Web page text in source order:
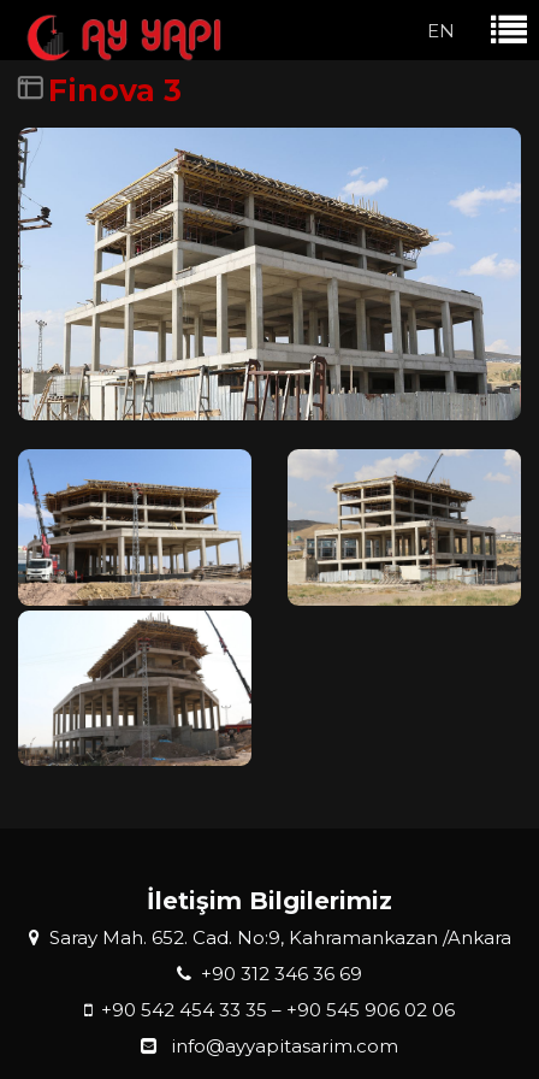
EN
Finova 3
İletişim Bilgilerimiz
Saray Mah. 652. Cad. No:9, Kahramankazan /Ankara
+90 312 346 36 69
+90 542 454 33 35 – +90 545 906 02 06
info@ayyapitasarim.com